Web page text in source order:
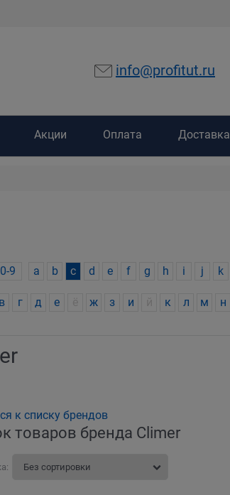
info@profitut.ru
Акции Оплата Доставка
0-9 a b c d e f g h i j k
в г д е ж з и к л м н
к списку брендов
товаров бренда Climer